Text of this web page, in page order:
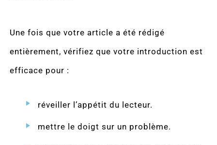
Une fois que votre article a été rédigé
entièrement, vérifiez que votre introduction est
efficace pour :
réveiller l’appétit du lecteur.
mettre le doigt sur un problème.